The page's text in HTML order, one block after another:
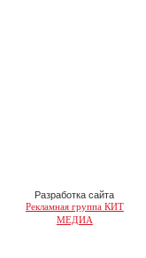
Разработка сайта
Рекламная группа КИТ
МЕДИА